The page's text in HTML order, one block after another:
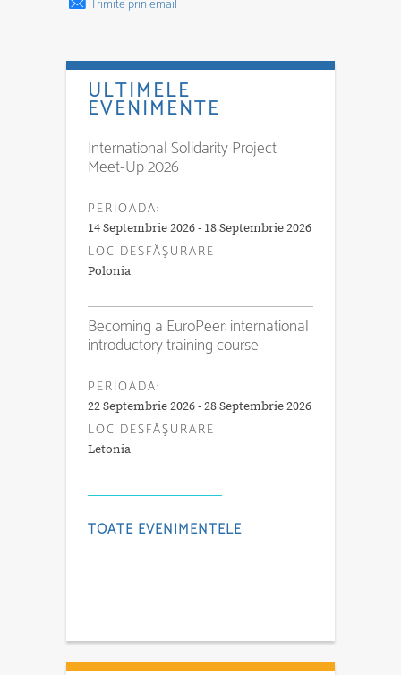
Trimite prin email
ULTIMELE
EVENIMENTE
International Solidarity Project
Meet-Up 2026
PERIOADA:
14 Septembrie 2026 - 18 Septembrie 2026
LOC DESFĂŞURARE
Polonia
Becoming a EuroPeer: international
introductory training course
PERIOADA:
22 Septembrie 2026 - 28 Septembrie 2026
LOC DESFĂŞURARE
Letonia
TOATE EVENIMENTELE